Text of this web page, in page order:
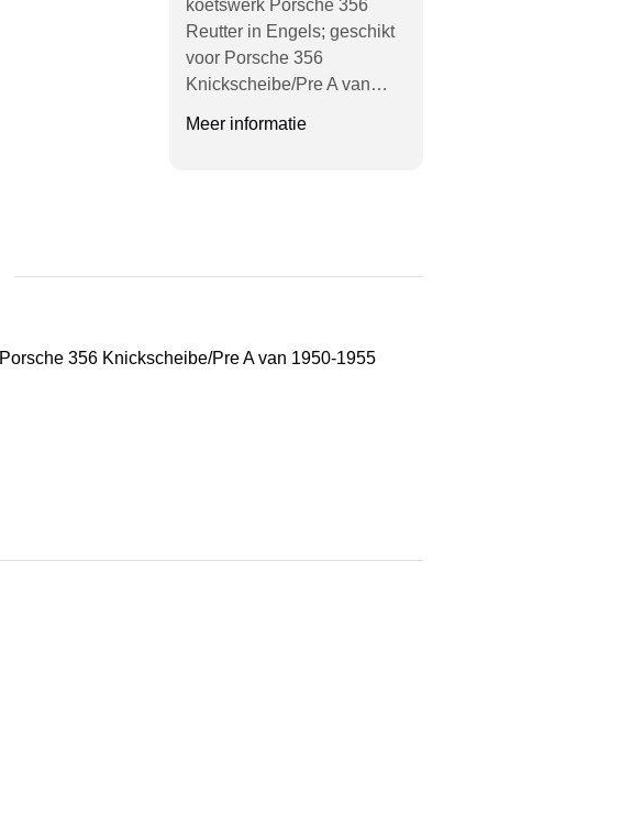
koetswerk Porsche 356
Reutter in Engels; geschikt
voor Porsche 356
Knickscheibe/Pre A van…
Meer informatie
356 Knickscheibe/Pre A van 1950-1955